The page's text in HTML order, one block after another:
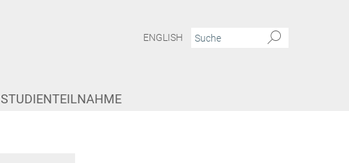
ENGLISH
STUDIENTEILNAHME